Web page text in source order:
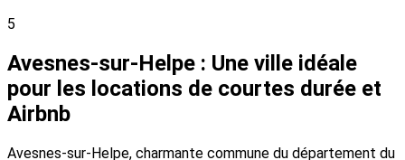
5
Avesnes-sur-Helpe : Une ville idéale
pour les locations de courtes durée et
Airbnb
Avesnes-sur-Helpe, charmante commune du département du